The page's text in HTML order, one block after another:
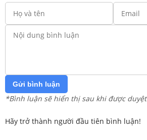
Gửi bình luận
*Bình luận sẽ hiển thị sau khi được duyệt
Hãy trở thành người đầu tiên bình luận!